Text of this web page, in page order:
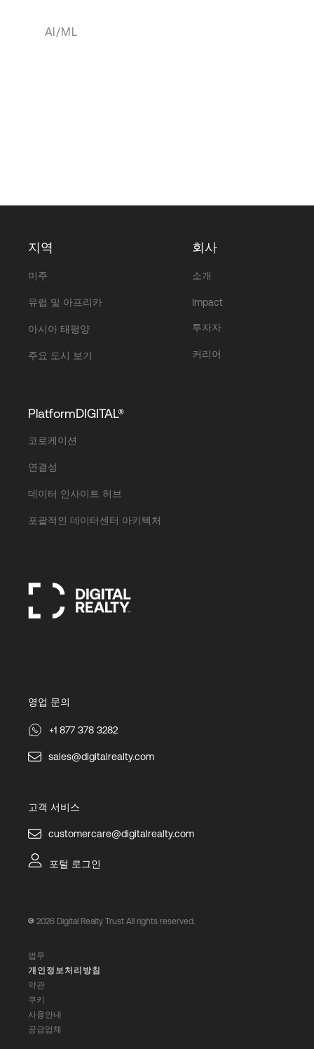
AI/ML
지역
미주
유럽 및 아프리카
아시아 태평양
주요 도시 보기
회사
소개
Impact
투자자
커리어
PlatformDIGITAL®
코로케이션
연결성
데이터 인사이트 허브
포괄적인 데이터센터 아키텍처
영업 문의
+1 877 378 3282
sales@digitalrealty.com
고객 서비스
customercare@digitalrealty.com
포털 로그인
2026 Digital Realty Trust All rights reserved.
법무
개인정보처리방침
약관
쿠키
사용안내
공급업체